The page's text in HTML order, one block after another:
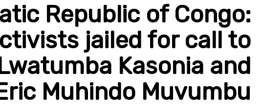
Republic of Congo:
jailed for call to
Kasonia and
Muhindo Muvumbu